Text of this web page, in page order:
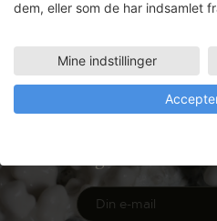
dem, eller som de har indsamlet
Mine indstillinger